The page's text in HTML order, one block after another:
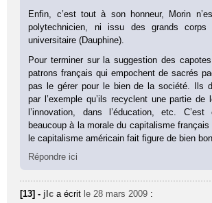
Enfin, c’est tout à son honneur, Morin
polytechnicien, ni issu des grands corps
universitaire (Dauphine).
Pour terminer sur la suggestion des
patrons français qui empochent de sacrés
pas le gérer pour le bien de la société. Ils
par l’exemple qu’ils recyclent une partie de
l’innovation, dans l’éducation, etc.
beaucoup à la morale du capitalisme français
le capitalisme américain fait figure de bien
Répondre ici
[13] - jlc a écrit le 28 mars 2009 :